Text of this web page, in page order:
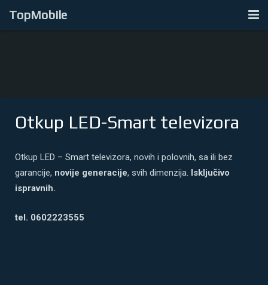
TopMobile
Otkup Mobilnih Telefona
Kontakt
Otkup LED-Smart televizora
Otkup LED – Smart televizora, novih i polovnih, sa ili bez
garancije, novije generacije, svih dimenzija. Isključivo
ispravnih.
tel. 0602223555